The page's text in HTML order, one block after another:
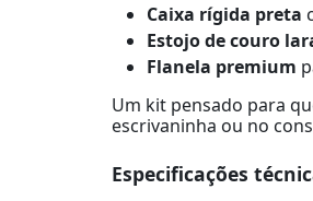
Caixa rígida preta
Estojo de couro
Flanela premium
Um kit pensado para
escrivaninha ou no
Especificações